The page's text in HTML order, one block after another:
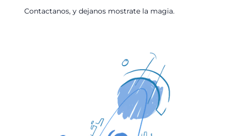
Contactanos, y dejanos mostrate la magia.